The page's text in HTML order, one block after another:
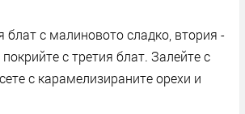
с малиновото сладко, втория -
с третия блат. Залейте с
с карамелизираните орехи и